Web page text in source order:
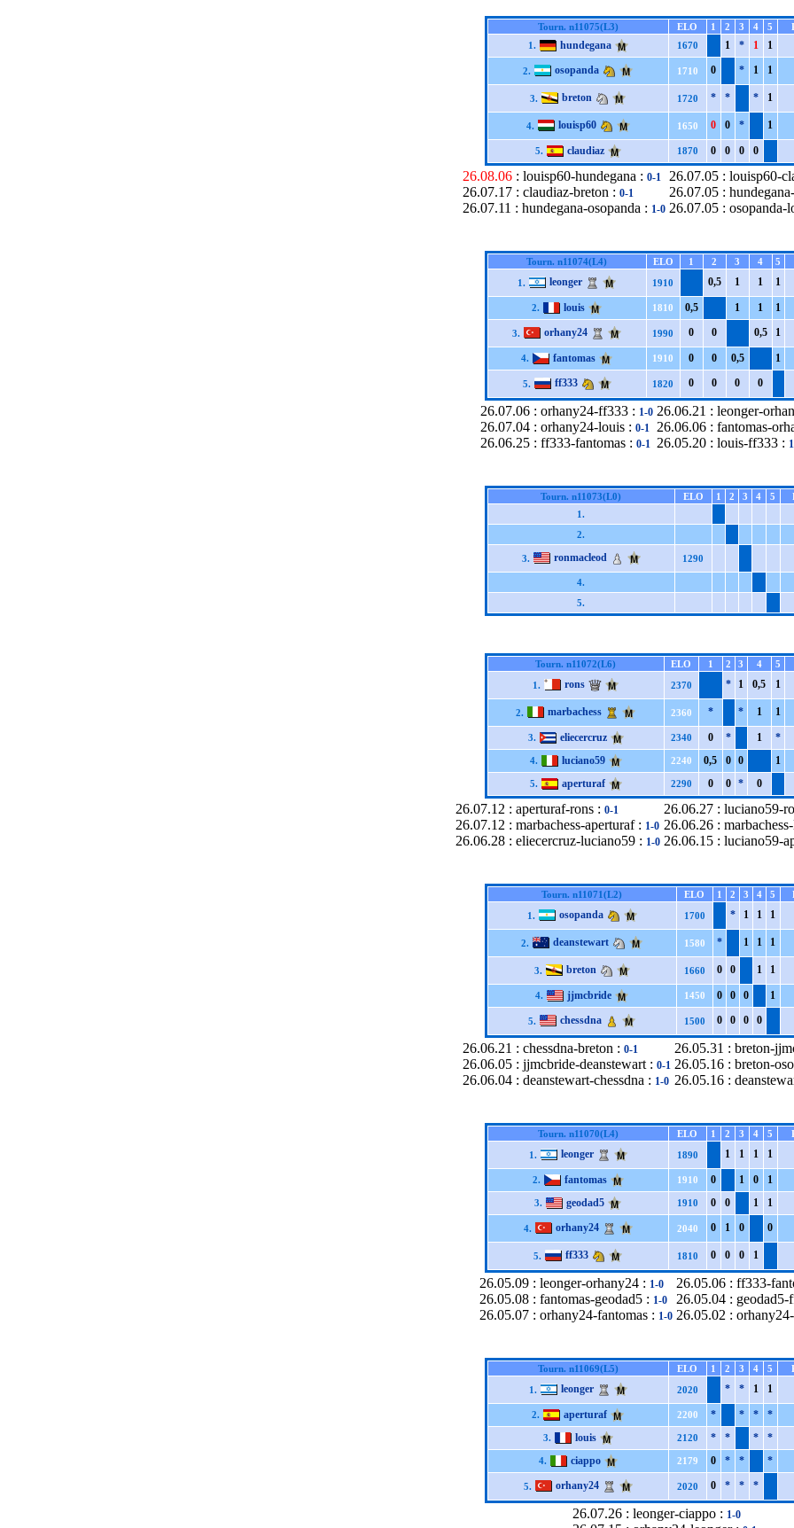
Tourn. n11075(L3) ELO 1 2 3 4 5
1.
hundegana 1670 1 * 1 1
2. osopanda 1710 0 * 1 1
3. breton 1720 * * * 1
4. louisp60 1650 0 0 * 1
5. claudiaz 1870 0 0 0 0
26.08.06 : louisp60-hundegana : 0-1
26.07.17 : claudiaz-breton : 0-1
26.07.11 : hundegana-osopanda : 1-0
26.07.05 : louisp60-
26.07.05 :
26.07.05 : osopanda-
Tourn. n11074(L4) ELO 1 2 3 4 5
1.
leonger 1910 0,5 1 1 1
2. louis 1810 0,5 1 1 1
3. orhany24 1990 0 0 0,5 1
4. fantomas 1910 0 0 0,5 1
5. ff333 1820 0 0 0 0
26.07.06 : orhany24-ff333 : 1-0
26.07.04 : orhany24-louis : 0-1
26.06.25 : ff333-fantomas : 0-1
26.06.21 : leonger-
26.06.06 : fantomas-
26.05.20 : louis-ff333 :
Tourn. n11073(L0) ELO 1 2 3 4 5
1.
2.
3. ronmacleod 1290
4.
5.
Tourn. n11072(L6) ELO 1 2 3 4 5
1.
rons 2370 * 1 0,5 1
2. marbachess 2360 * * 1 1
3. eliecercruz 2340 0 * 1 *
4. luciano59 2240 0,5 0 0 1
5. aperturaf 2290 0 0 * 0
26.07.12 : aperturaf-rons : 0-1
26.07.12 : marbachess-aperturaf : 1-0
26.06.28 : eliecercruz-luciano59 : 1-0
26.06.27 : luciano59-
26.06.26 :
26.06.15 : luciano59-
Tourn. n11071(L2) ELO 1 2 3 4 5
1.
osopanda 1700 * 1 1 1
2. deanstewart 1580 * 1 1 1
3. breton 1660 0 0 1 1
4. jjmcbride 1450 0 0 0 1
5. chessdna 1500 0 0 0 0
26.06.21 : chessdna-breton : 0-1
26.06.05 : jjmcbride-deanstewart : 0-1
26.06.04 : deanstewart-chessdna : 1-0
26.05.31 : breton-
26.05.16 : breton-
26.05.16 :
Tourn. n11070(L4) ELO 1 2 3 4 5
1.
leonger 1890 1 1 1 1
2. fantomas 1910 0 1 0 1
3. geodad5 1910 0 0 1 1
4. orhany24 2040 0 1 0 0
5. ff333 1810 0 0 0 1
26.05.09 : leonger-orhany24 : 1-0
26.05.08 : fantomas-geodad5 : 1-0
26.05.07 : orhany24-fantomas : 1-0
26.05.06 : ff333-
26.05.04 : geodad5-
26.05.02 :
Tourn. n11069(L5) ELO 1 2 3 4 5
1.
leonger 2020 * * 1 1
2. aperturaf 2200 * * * *
3. louis 2120 * * * *
4. ciappo 2179 0 * * *
5. orhany24 2020 0 * * *
26.07.26 : leonger-ciappo : 1-0